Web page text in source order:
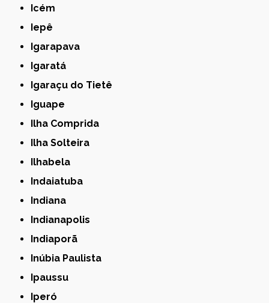
Icém
Iepê
Igarapava
Igaratá
Igaraçu do Tietê
Iguape
Ilha Comprida
Ilha Solteira
Ilhabela
Indaiatuba
Indiana
Indianapolis
Indiaporã
Inúbia Paulista
Ipaussu
Iperó